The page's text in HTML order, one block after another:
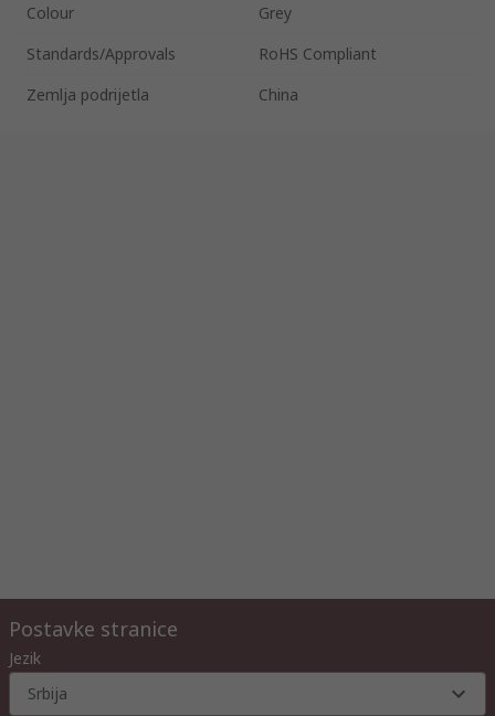
Colour
Grey
Standards/Approvals
RoHS Compliant
Zemlja podrijetla
China
Postavke stranice
Jezik
Srbija